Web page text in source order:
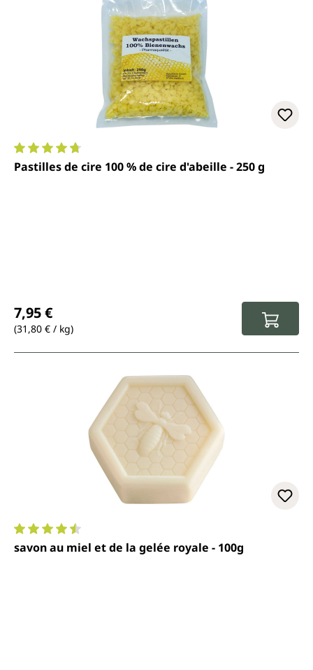
Note moyenne de 4.7 sur 5 étoiles
Pastilles de cire 100 % de cire d'abeille - 250 g
7,95 €
(31,80 € / kg)
Note moyenne de 4.6 sur 5 étoiles
savon au miel et de la gelée royale - 100g